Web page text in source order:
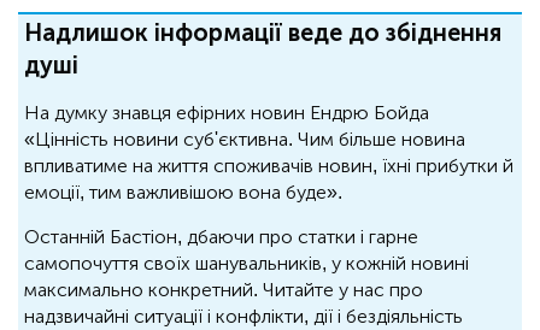
Надлишок інформації веде до збіднення
душі
На думку знавця ефірних новин Ендрю Бойда
«Цінність новини суб'єктивна. Чим більше новина
впливатиме на життя споживачів новин, їхні прибутки й
емоції, тим важливішою вона буде».
Останній Бастіон, дбаючи про статки і гарне
самопочуття своїх шанувальників, у кожній новині
максимально конкретний. Читайте у нас про
надзвичайні ситуації і конфлікти, дії і бездіяльність